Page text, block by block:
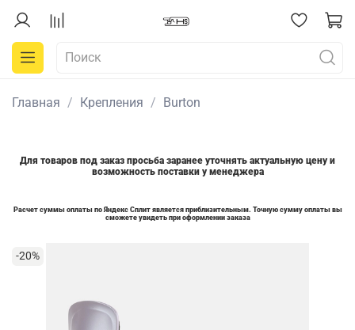
Главная Крепления Burton
Для товаров под заказ просьба заранее уточнять актуальную цену и
возможность поставки у менеджера
Расчет суммы оплаты по Яндекс Сплит является приблизительным. Точную сумму оплаты вы
сможете увидеть при оформлении заказа
-20%